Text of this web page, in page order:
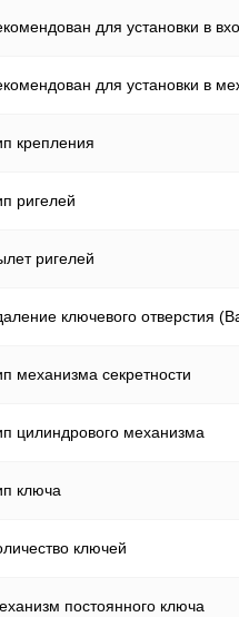
для установки в
для установки в
крепления
ригелей
ригелей
ключевого отверстия
механизма секретности
цилиндрового механизма
ключа
ключей
постоянного ключа